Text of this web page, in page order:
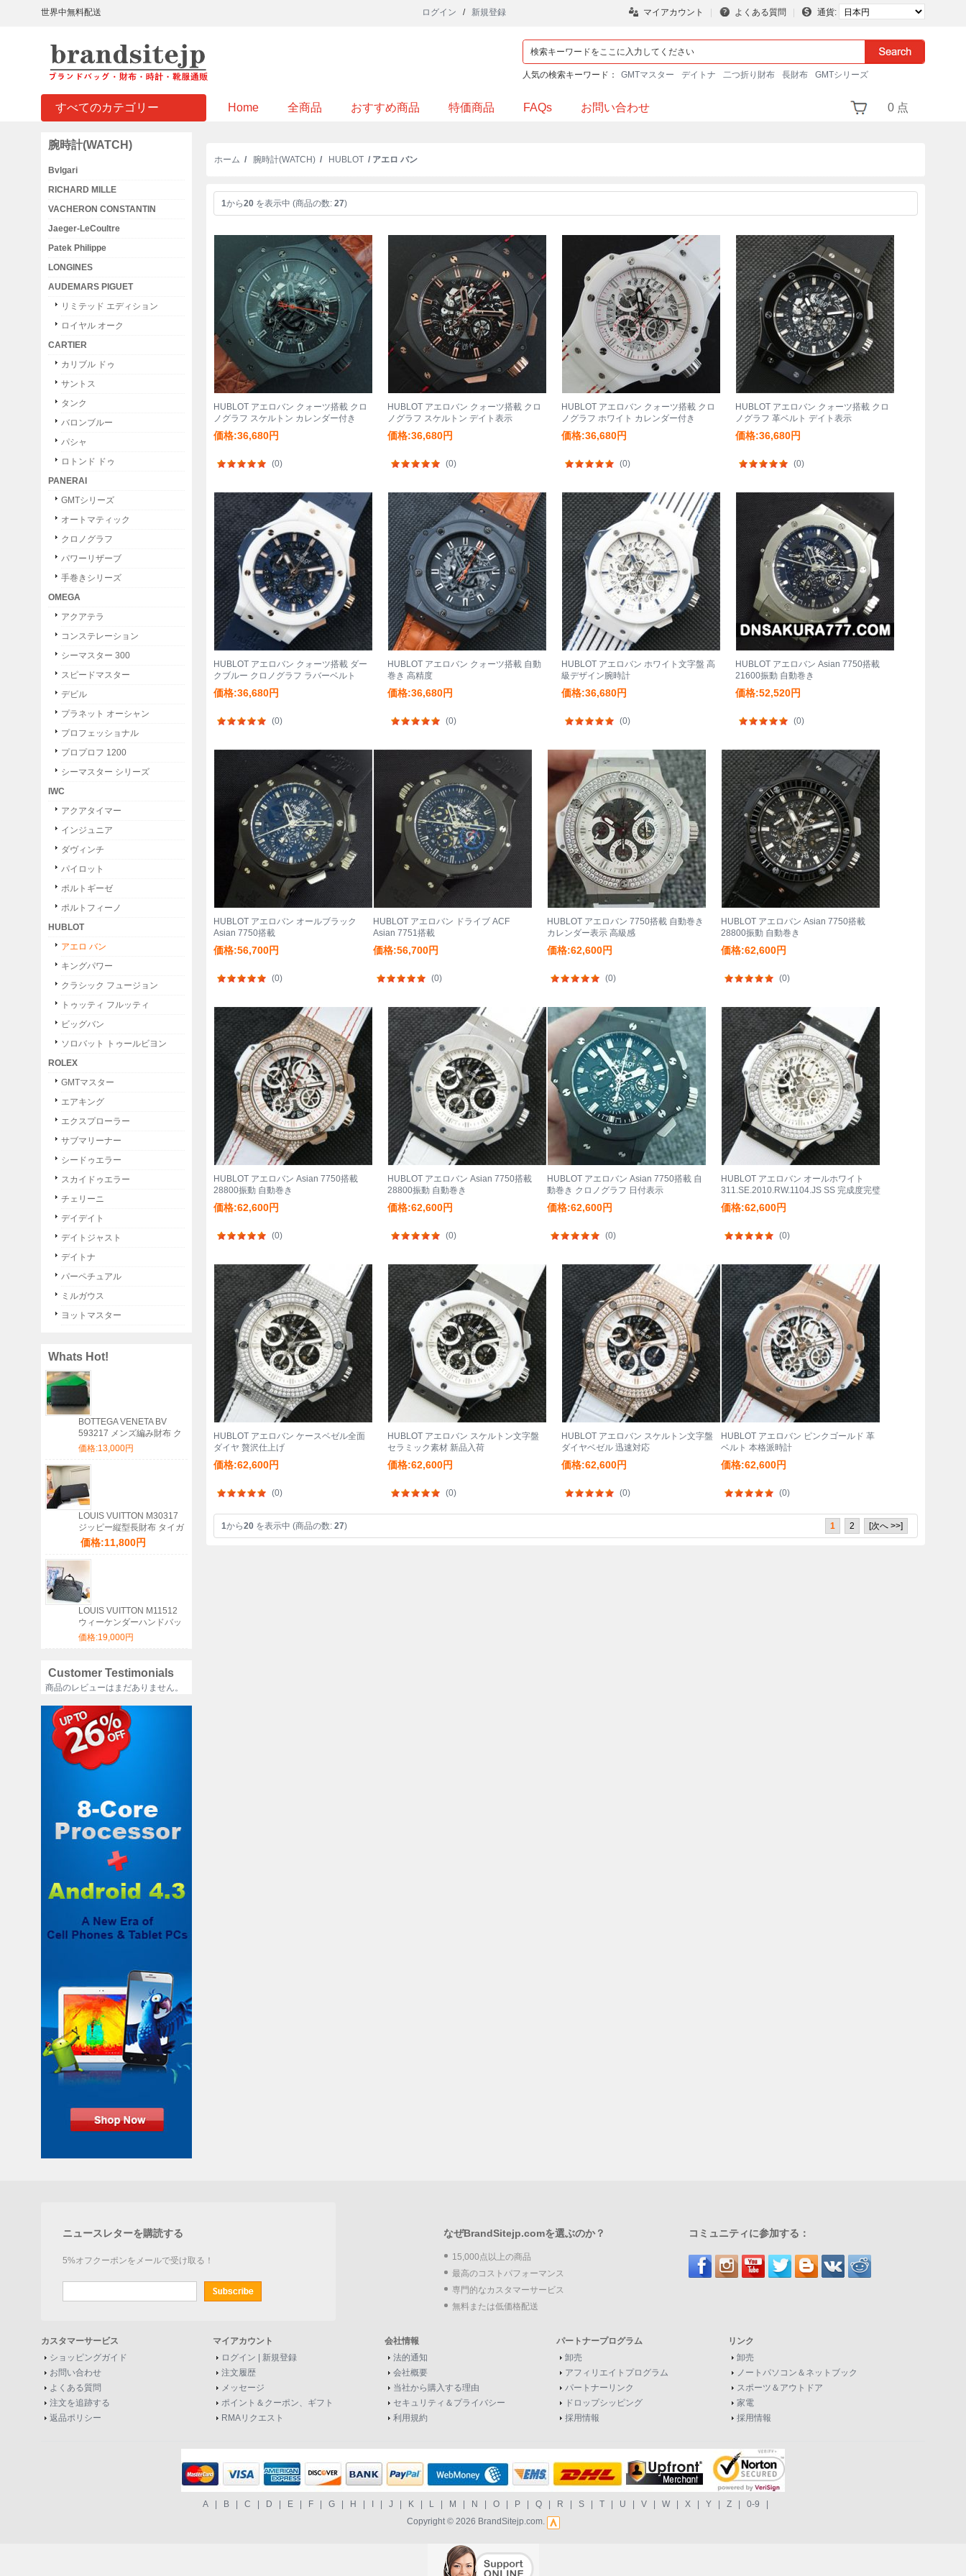
世界中無料配送 ログイン / 新規登録 マイアカウント よくある質問 通貨:
人気の検索キーワード： GMTマスター デイトナ 二つ折り財布 長財布 GMTシリーズ
すべてのカテゴリー Home 全商品 おすすめ商品 特価商品 FAQs お問い合わせ 0 点
腕時計(WATCH)
Bvlgari
RICHARD MILLE
VACHERON CONSTANTIN
Jaeger-LeCoultre
Patek Philippe
LONGINES
AUDEMARS PIGUET
リミテッド エディション
ロイヤル オーク
CARTIER
カリブル ドゥ
サントス
タンク
バロンブルー
パシャ
ロトンド ドゥ
PANERAI
GMTシリーズ
オートマティック
クロノグラフ
パワーリザーブ
手巻きシリーズ
OMEGA
アクアテラ
コンステレーション
シーマスター 300
スピードマスター
デビル
プラネット オーシャン
プロフェッショナル
プロプロフ 1200
シーマスター シリーズ
IWC
アクアタイマー
インジュニア
ダヴィンチ
パイロット
ポルトギーゼ
ポルトフィーノ
HUBLOT
アエロ バン
キングパワー
クラシック フュージョン
トゥッティ フルッティ
ビッグバン
ソロバット トゥールビヨン
ROLEX
GMTマスター
エアキング
エクスプローラー
サブマリーナー
シードゥエラー
スカイドゥエラー
チェリーニ
デイデイト
デイトジャスト
デイトナ
パーペチュアル
ミルガウス
ヨットマスター
Whats Hot!
BOTTEGA VENETA BV
593217 メンズ編み財布 ク
ラシック編み牛皮 19x10cm
価格:13,000円
LOUIS VUITTON M30317
ジッピー縦型長財布 タイガ
ブラック サイズ:20x10cm
価格:11,800円
LOUIS VUITTON M11512
ウィーケンダーハンドバッ
グ サイズ:46x31x18cm
価格:19,000円
Customer Testimonials
商品のレビューはまだありません。
ホーム / 腕時計(WATCH) / HUBLOT / アエロ バン
1から20 を表示中 (商品の数: 27)
HUBLOT アエロバン クォーツ搭載 クロ
ノグラフ スケルトン カレンダー付き
価格:36,680円
(0)
HUBLOT アエロバン クォーツ搭載 クロ
ノグラフ スケルトン デイト表示
価格:36,680円
(0)
HUBLOT アエロバン クォーツ搭載 クロ
ノグラフ ホワイト カレンダー付き
価格:36,680円
(0)
HUBLOT アエロバン クォーツ搭載 クロ
ノグラフ 革ベルト デイト表示
価格:36,680円
(0)
HUBLOT アエロバン クォーツ搭載 ダー
クブルー クロノグラフ ラバーベルト
価格:36,680円
(0)
HUBLOT アエロバン クォーツ搭載 自動
巻き 高精度
価格:36,680円
(0)
HUBLOT アエロバン ホワイト文字盤 高
級デザイン腕時計
価格:36,680円
(0)
HUBLOT アエロバン Asian 7750搭載
21600振動 自動巻き
価格:52,520円
(0)
HUBLOT アエロバン オールブラック
Asian 7750搭載
価格:56,700円
(0)
HUBLOT アエロバン ドライブ ACF
Asian 7751搭載
価格:56,700円
(0)
HUBLOT アエロバン 7750搭載 自動巻き
カレンダー表示 高級感
価格:62,600円
(0)
HUBLOT アエロバン Asian 7750搭載
28800振動 自動巻き
価格:62,600円
(0)
HUBLOT アエロバン Asian 7750搭載
28800振動 自動巻き
価格:62,600円
(0)
HUBLOT アエロバン Asian 7750搭載
28800振動 自動巻き
価格:62,600円
(0)
HUBLOT アエロバン Asian 7750搭載 自
動巻き クロノグラフ 日付表示
価格:62,600円
(0)
HUBLOT アエロバン オールホワイト
311.SE.2010.RW.1104.JS SS 完成度完璧
価格:62,600円
(0)
HUBLOT アエロバン ケースベゼル全面
ダイヤ 贅沢仕上げ
価格:62,600円
(0)
HUBLOT アエロバン スケルトン文字盤
セラミック素材 新品入荷
価格:62,600円
(0)
HUBLOT アエロバン スケルトン文字盤
ダイヤベゼル 迅速対応
価格:62,600円
(0)
HUBLOT アエロバン ピンクゴールド 革
ベルト 本格派時計
価格:62,600円
(0)
1から20 を表示中 (商品の数: 27) 1 2 [次へ >>]
ニュースレターを購読する
5%オフクーポンをメールで受け取る！
なぜBrandSitejp.comを選ぶのか？
15,000点以上の商品
最高のコストパフォーマンス
専門的なカスタマーサービス
無料または低価格配送
コミュニティに参加する：
カスタマーサービス
ショッピングガイド
お問い合わせ
よくある質問
注文を追跡する
返品ポリシー
マイアカウント
ログイン
新規登録
注文履歴
メッセージ
ポイント＆クーポン、ギフト
RMAリクエスト
会社情報
法的通知
会社概要
当社から購入する理由
セキュリティ＆プライバシー
利用規約
パートナープログラム
卸売
アフィリエイトプログラム
パートナーリンク
ドロップシッピング
採用情報
リンク
卸売
ノートパソコン＆ネットブック
スポーツ＆アウトドア
家電
採用情報
A B C D E F G H J K L M N O P Q R S T U V W X Y Z 0-9
Copyright © 2026 BrandSitejp.com.